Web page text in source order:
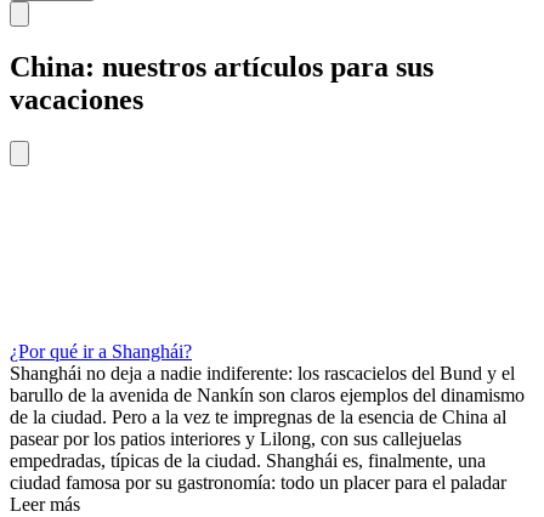
China: nuestros artículos para sus
vacaciones
¿Por qué ir a Shanghái?
Shanghái no deja a nadie indiferente: los rascacielos del Bund y el
barullo de la avenida de Nankín son claros ejemplos del dinamismo
de la ciudad. Pero a la vez te impregnas de la esencia de China al
pasear por los patios interiores y Lilong, con sus callejuelas
empedradas, típicas de la ciudad. Shanghái es, finalmente, una
ciudad famosa por su gastronomía: todo un placer para el paladar
Leer más